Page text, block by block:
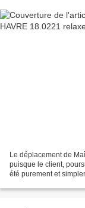
Le déplacement de
puisque le client,
été purement et